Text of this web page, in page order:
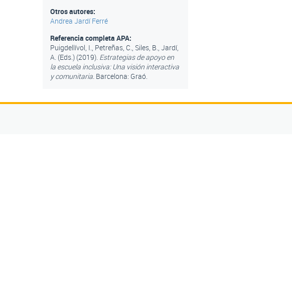
Otros autores:
Andrea Jardí Ferré
Referencia completa APA:
Puigdellívol, I., Petreñas, C., Siles, B., Jardí,
A. (Eds.) (2019). Estrategias de apoyo en
la escuela inclusiva: Una visión interactiva
y comunitaria.Barcelona: Graó.